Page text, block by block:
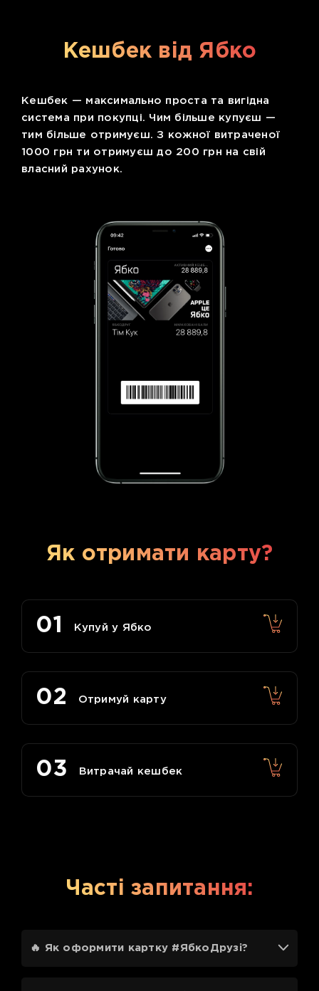
Кешбек від Ябко
Кешбек — максимально проста та вигідна
система при покупці. Чим більше купуєш —
тим більше отримуєш. З кожної витраченої
1000 грн ти отримуєш до 200 грн на свій
власний рахунок.
Як отримати карту?
01 Купуй у Ябко
02 Отримуй карту
03 Витрачай кешбек
Часті запитання:
🔥 Як оформити картку #ЯбкоДрузі?